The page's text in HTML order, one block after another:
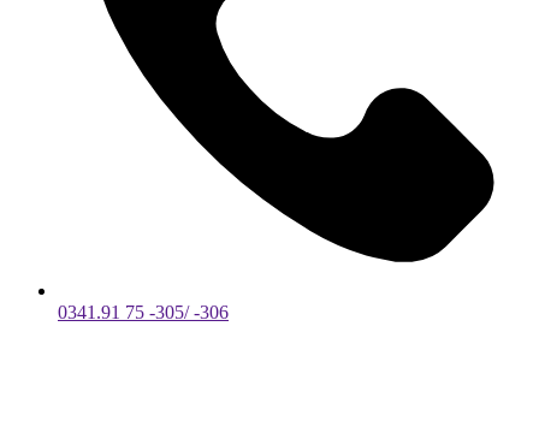
0341.91 75 -305/ -306